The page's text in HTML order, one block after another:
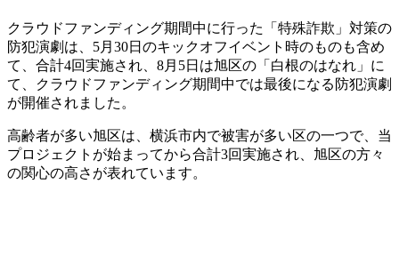
クラウドファンディング期間中に行った「特殊詐欺」対策の
防犯演劇は、5月30日のキックオフイベント時のものも含め
て、合計4回実施され、8月5日は旭区の「白根のはなれ」に
て、クラウドファンディング期間中では最後になる防犯演劇
が開催されました。
高齢者が多い旭区は、横浜市内で被害が多い区の一つで、当
プロジェクトが始まってから合計3回実施され、旭区の方々
の関心の高さが表れています。